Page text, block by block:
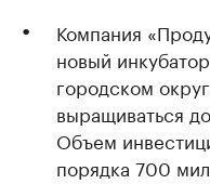
Компания
новый
городском
выращиваться
Объем
порядка 700